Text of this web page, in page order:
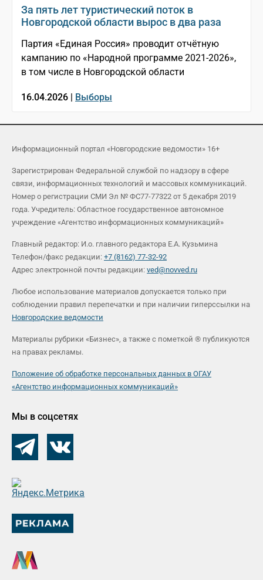
За пять лет туристический поток в
Новгородской области вырос в два раза
Партия «Единая Россия» проводит отчётную
кампанию по «Народной программе 2021-2026»,
в том числе в Новгородской области
16.04.2026 | Выборы
Информационный портал «Новгородские ведомости» 16+
Зарегистрирован Федеральной службой по надзору в сфере
связи, информационных технологий и массовых коммуникаций.
Номер о регистрации СМИ Эл № ФС77-77322 от 5 декабря 2019
года. Учредитель: Областное государственное автономное
учреждение «Агентство информационных коммуникаций»
Главный редактор: И.о. главного редактора Е.А. Кузьмина
Телефон/факс редакции: +7 (8162) 77-32-92
Адрес электронной почты редакции: ved@novved.ru
Любое использование материалов допускается только при
соблюдении правил перепечатки и при наличии гиперссылки на
Новгородские ведомости
Материалы рубрики «Бизнес», а также с пометкой ® публикуются
на правах рекламы.
Положение об обработке персональных данных в ОГАУ
«Агентство информационных коммуникаций»
Мы в соцсетях